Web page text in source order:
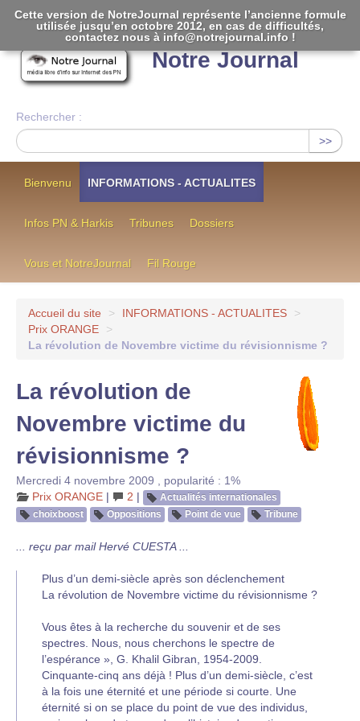
Notre Journal
Rechercher :
>>
Bienvenu INFORMATIONS - ACTUALITES
Infos PN & Harkis Tribunes Dossiers
Vous et NotreJournal Fil Rouge
Accueil du site > INFORMATIONS - ACTUALITES
>
Prix ORANGE
>
La révolution de Novembre victime du révisionnisme ?
La révolution de
Novembre victime du
révisionnisme ?
Mercredi 4 novembre 2009
popularité : 1%
Prix ORANGE | 2 |
Actualités internationales
choixboost
Oppositions Point de vue Tribune
... reçu par mail Hervé CUESTA ...
Plus d’un demi-siècle après son déclenchement
La révolution de Novembre victime du révisionnisme ?
Vous êtes à la recherche du souvenir et de ses
spectres. Nous, nous cherchons le spectre de
l’espérance », G. Khalil Gibran, 1954-2009.
Cinquante-cinq ans déjà ! Plus d’un demi-siècle, c’est
à la fois une éternité et une période si courte. Une
éternité si on se place du point de vue des individus,
Cette version de NotreJournal représente l’ancienne formule
utilisée jusqu’en octobre 2012, en cas de difficultés,
contactez nous à info@notrejournal.info !